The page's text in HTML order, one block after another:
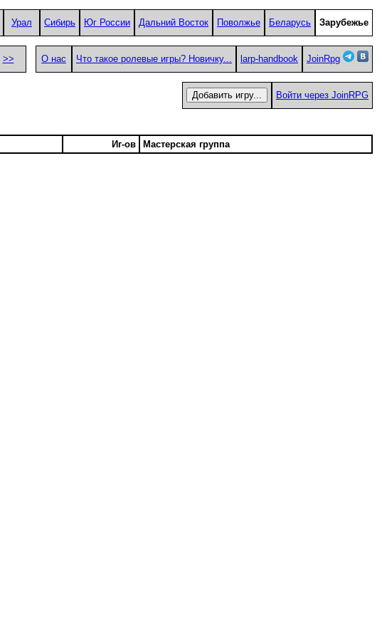
Урал Сибирь Юг России Дальний Восток Поволжье Беларусь Зарубежье
>> О нас Что такое ролевые игры? Новичку... larp-handbook JoinRpg
Войти через JoinRPG
Иг-ов Мастерская группа